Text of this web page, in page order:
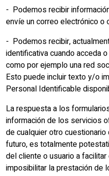
- Podemos recibir
envíe un correo electrónico o
- Podemos recibir,
identificativa cuando acceda
como por ejemplo una red
Esto puede incluir texto y/o
Personal Identificable
La respuesta a los
información de los servicios
de cualquier otro
futuro, es totalmente
del cliente o usuario a
imposibilitar la prestación de